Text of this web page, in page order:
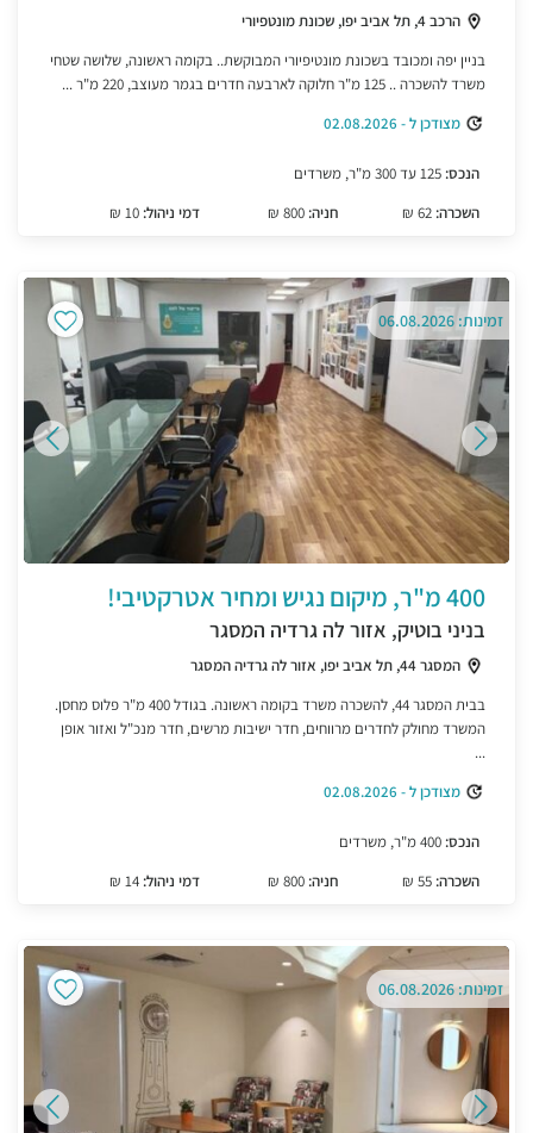
הרכב 4, תל אביב יפו, שכונת מונטפיורי
בניין יפה ומכובד בשכונת מונטיפיורי המבוקשת.. בקומה ראשונה, שלושה שטחי
משרד להשכרה .. 125 מ"ר חלוקה לארבעה חדרים בגמר מעוצב, 220 מ"ר ...
מצודכן ל - 02.08.2026
הנכס:
השכרה:
חניה: דמי ניהול: 10 ₪
זמינות: 06.08.2026
400 מ"ר, מיקום נגיש ומחיר אטרקטיבי!
בניני בוטיק, אזור לה גרדיה המסגר
המסגר 44, תל אביב יפו, אזור לה גרדיה המסגר
בבית המסגר 44, להשכרה משרד בקומה ראשונה. בגודל 400 מ"ר פלוס מחסן.
המשרד מחולק לחדרים מרווחים, חדר ישיבות מרשים, חדר מנכ"ל ואזור אופן
...
מצודכן ל - 02.08.2026
הנכס:
השכרה:
חניה: דמי ניהול: 14 ₪
זמינות: 06.08.2026